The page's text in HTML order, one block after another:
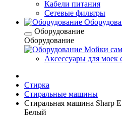
Кабели питания
Сетевые фильтры
Оборудование
Оборудование
Мойки
Аксессуары для моек
Стирка
Стиральные машины
Стиральная машина Sharp
Белый